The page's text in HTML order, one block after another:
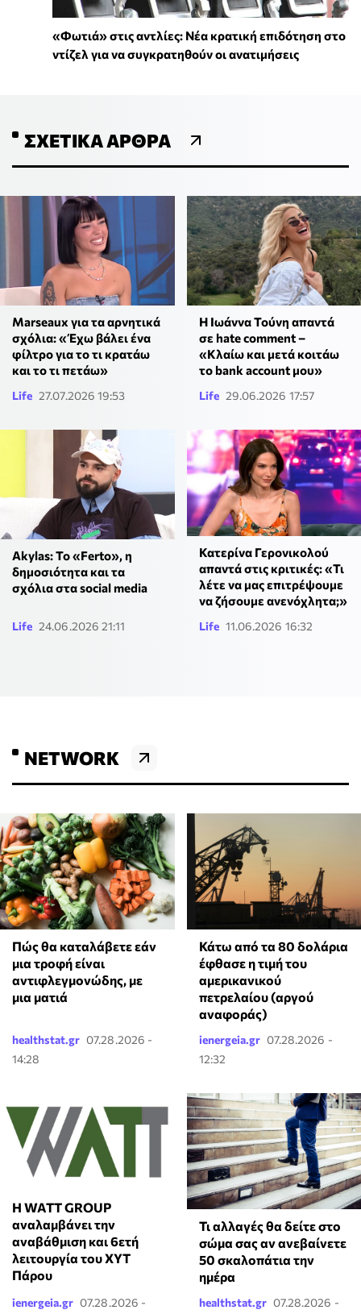
«Φωτιά» στις αντλίες: Νέα κρατική επιδότηση στο
ντίζελ για να συγκρατηθούν οι ανατιμήσεις
ΣΧΕΤΙΚΆ ΆΡΘΡΑ
Marseaux για τα αρνητικά
σχόλια: «Έχω βάλει ένα
φίλτρο για το τι κρατάω
και το τι πετάω»
Life 27.07.2026 19:53
Η Ιωάννα Τούνη απαντά
σε hate comment –
«Κλαίω και μετά κοιτάω
το bank account μου»
Life 29.06.2026 17:57
Akylas: Το «Ferto», η
δημοσιότητα και τα
σχόλια στα social media
Life 24.06.2026 21:11
Κατερίνα Γερονικολού
απαντά στις κριτικές: «Τι
λέτε να μας επιτρέψουμε
να ζήσουμε ανενόχλητα;»
Life 11.06.2026 16:32
NETWORK
Πώς θα καταλάβετε εάν
μια τροφή είναι
αντιφλεγμονώδης, με
μια ματιά
healthstat.gr 07.28.2026 -
14:28
Κάτω από τα 80 δολάρια
έφθασε η τιμή του
αμερικανικού
πετρελαίου (αργού
αναφοράς)
ienergeia.gr 07.28.2026 -
12:32
Η WATT GROUP
αναλαμβάνει την
αναβάθμιση και 6ετή
λειτουργία του ΧΥΤ
Πάρου
ienergeia.gr 07.28.2026 -
Τι αλλαγές θα δείτε στο
σώμα σας αν ανεβαίνετε
50 σκαλοπάτια την
ημέρα
healthstat.gr 07.28.2026 -